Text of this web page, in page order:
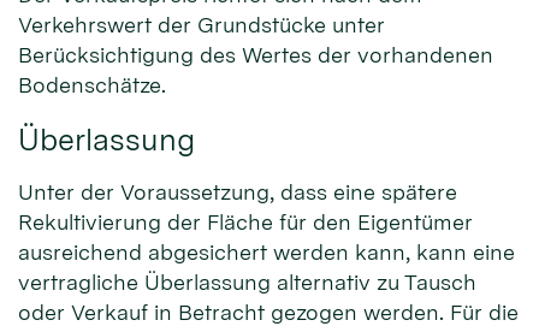
Verkehrswert der Grundstücke unter
Berücksichtigung des Wertes der vorhandenen
Bodenschätze.
Überlassung
Unter der Voraussetzung, dass eine spätere
Rekultivierung der Fläche für den Eigentümer
ausreichend abgesichert werden kann, kann eine
vertragliche Überlassung alternativ zu Tausch
oder Verkauf in Betracht gezogen werden. Für die